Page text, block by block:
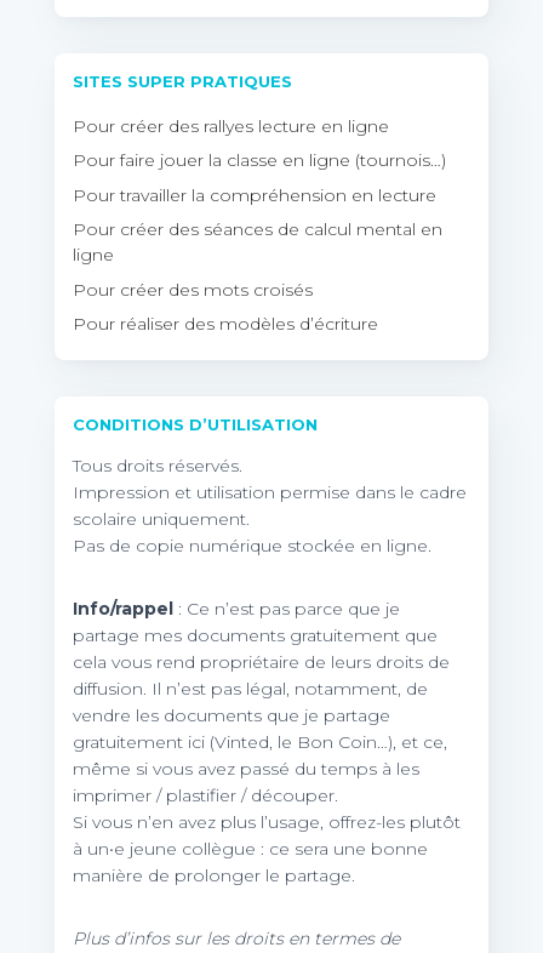
SITES SUPER PRATIQUES
Pour créer des rallyes lecture en ligne
Pour faire jouer la classe en ligne (tournois…)
Pour travailler la compréhension en lecture
Pour créer des séances de calcul mental en
ligne
Pour créer des mots croisés
Pour réaliser des modèles d’écriture
CONDITIONS D’UTILISATION
Tous droits réservés.
Impression et utilisation permise dans le cadre
scolaire uniquement.
Pas de copie numérique stockée en ligne.
Info/rappel : Ce n’est pas parce que je
partage mes documents gratuitement que
cela vous rend propriétaire de leurs droits de
diffusion. Il n’est pas légal, notamment, de
vendre les documents que je partage
gratuitement ici (Vinted, le Bon Coin…), et ce,
même si vous avez passé du temps à les
imprimer / plastifier / découper.
Si vous n’en avez plus l’usage, offrez-les plutôt
à un•e jeune collègue : ce sera une bonne
manière de prolonger le partage.
Plus d’infos sur les droits en termes de